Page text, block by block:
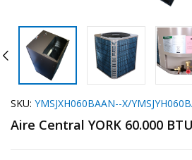
SKU: YMSJXH060BAAN--X/
Aire Central YORK 60.000